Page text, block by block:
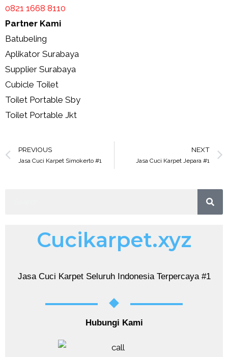
0821 1668 8110
Partner Kami
Batubeling
Aplikator Surabaya
Supplier Surabaya
Cubicle Toilet
Toilet Portable Sby
Toilet Portable Jkt
PREVIOUS
Jasa Cuci Karpet Simokerto #1
NEXT
Jasa Cuci Karpet Jepara #1
Cucikarpet.xyz
Jasa Cuci Karpet Seluruh Indonesia Terpercaya #1
Hubungi Kami